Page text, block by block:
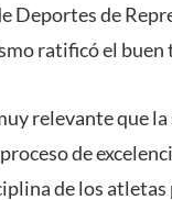
Deportes de
ratificó el buen
relevante que
de
de los